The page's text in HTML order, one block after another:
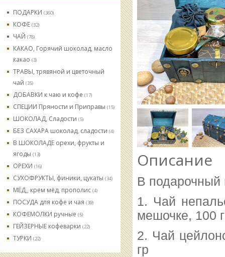
ПОДАРКИ (360)
КОФЕ (32)
ЧАЙ (78)
КАКАО, Горячий шоколад, масло
какао (3)
ТРАВЫ, трявяной и цветочный
чай (35)
ДОБАВКИ к чаю и кофе (17)
СПЕЦИИ Пряности и Приправы (15)
ШОКОЛАД, Сладости (5)
БЕЗ САХАРА шоколад, сладости (4)
В ШОКОЛАДЕ орехи, фрукты и
ягоды (13)
ОРЕХИ (16)
СУХОФРУКТЫ, финики, цукаты (34)
МЁД,, крем мёд, прополис (4)
ПОСУДА для кофе и чая (39)
КОФЕМОЛКИ ручные (5)
ГЕЙЗЕРНЫЕ кофеварки (22)
ТУРКИ (22)
Описание
В подарочный
1. Чай
мешочке, 100
2. Чай
гр